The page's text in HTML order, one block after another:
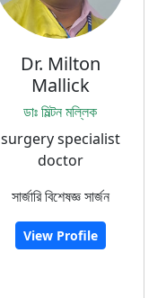
Dr. Milton
Mallick
ডাঃ মিল্টন মল্লিক
surgery specialist
doctor
সার্জারি বিশেষজ্ঞ সার্জন
View Profile